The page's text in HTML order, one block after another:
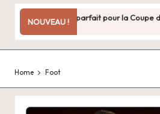
u
n
.
f
NOUVEAU !
Copa City : le jeu parfait pour la Coupe
Home Foot